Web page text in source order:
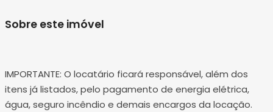
Sobre este imóvel
IMPORTANTE: O locatário ficará responsável, além dos
itens já listados, pelo pagamento de energia elétrica,
água, seguro incêndio e demais encargos da locação.